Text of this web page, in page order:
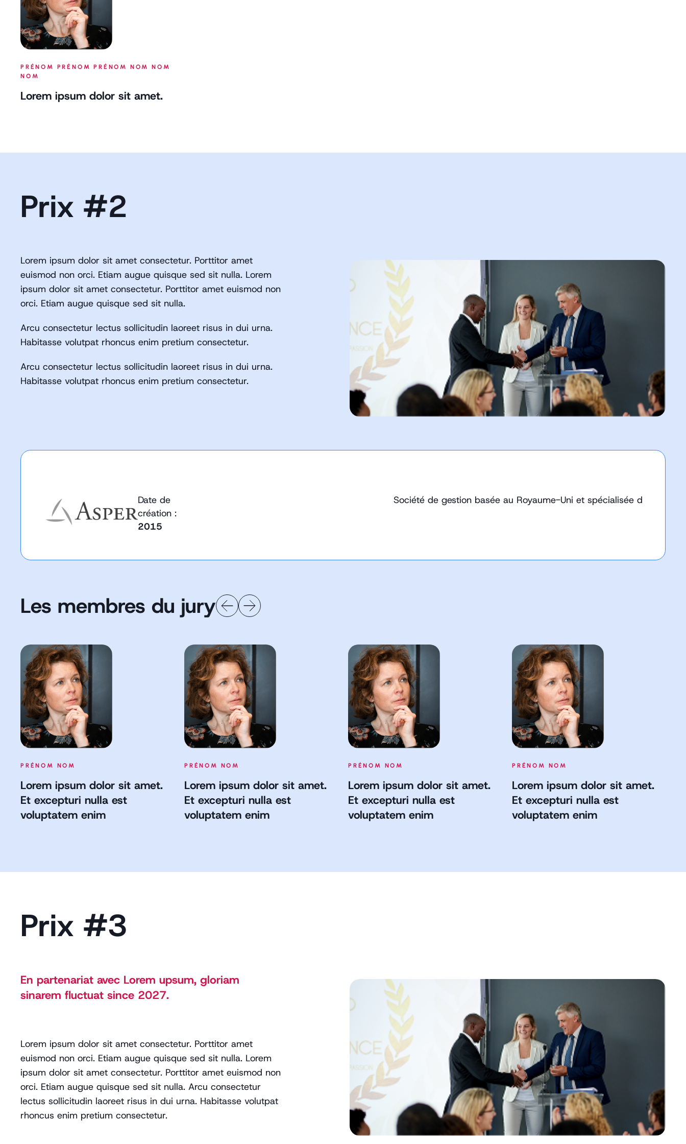
PRÉNOM PRÉNOM PRÉNOM NOM NOM
NOM
Lorem ipsum dolor sit amet.
Prix #2
Lorem ipsum dolor sit amet consectetur. Porttitor amet
euismod non orci. Etiam augue quisque sed sit nulla. Lorem
ipsum dolor sit amet consectetur. Porttitor amet euismod non
orci. Etiam augue quisque sed sit nulla.
Arcu consectetur lectus sollicitudin laoreet risus in dui urna.
Habitasse volutpat rhoncus enim pretium consectetur.
Arcu consectetur lectus sollicitudin laoreet risus in dui urna.
Habitasse volutpat rhoncus enim pretium consectetur.
Date de
création :
2015
Société de gestion basée au Royaume-Uni et spécialisée d
Les membres du jury
PRÉNOM NOM
Lorem ipsum dolor sit amet.
Et excepturi nulla est
voluptatem enim
PRÉNOM NOM
Lorem ipsum dolor sit amet.
Et excepturi nulla est
voluptatem enim
PRÉNOM NOM
Lorem ipsum dolor sit amet.
Et excepturi nulla est
voluptatem enim
PRÉNOM NOM
Lorem ipsum dolor sit amet.
Et excepturi nulla est
voluptatem enim
Prix #3
En partenariat avec Lorem upsum, gloriam
sinarem fluctuat since 2027.
Lorem ipsum dolor sit amet consectetur. Porttitor amet
euismod non orci. Etiam augue quisque sed sit nulla. Lorem
ipsum dolor sit amet consectetur. Porttitor amet euismod non
orci. Etiam augue quisque sed sit nulla. Arcu consectetur
lectus sollicitudin laoreet risus in dui urna. Habitasse volutpat
rhoncus enim pretium consectetur.